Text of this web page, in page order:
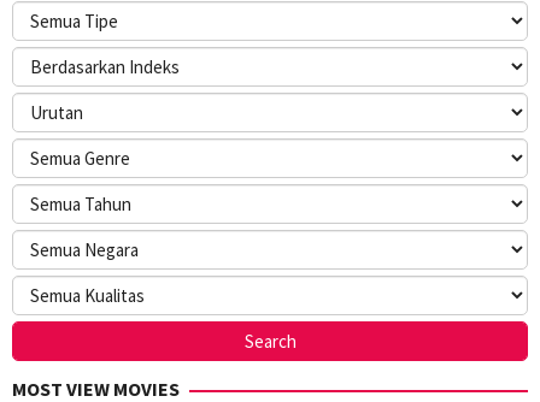
MOST VIEW MOVIES